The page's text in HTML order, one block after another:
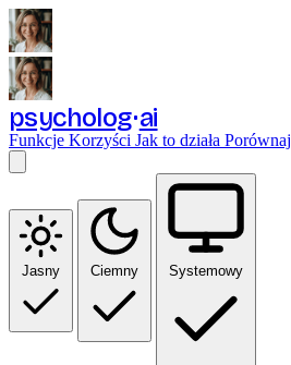
psycholog ai
Funkcje Korzyści Jak to działa Porównaj
Jasny Ciemny Systemowy